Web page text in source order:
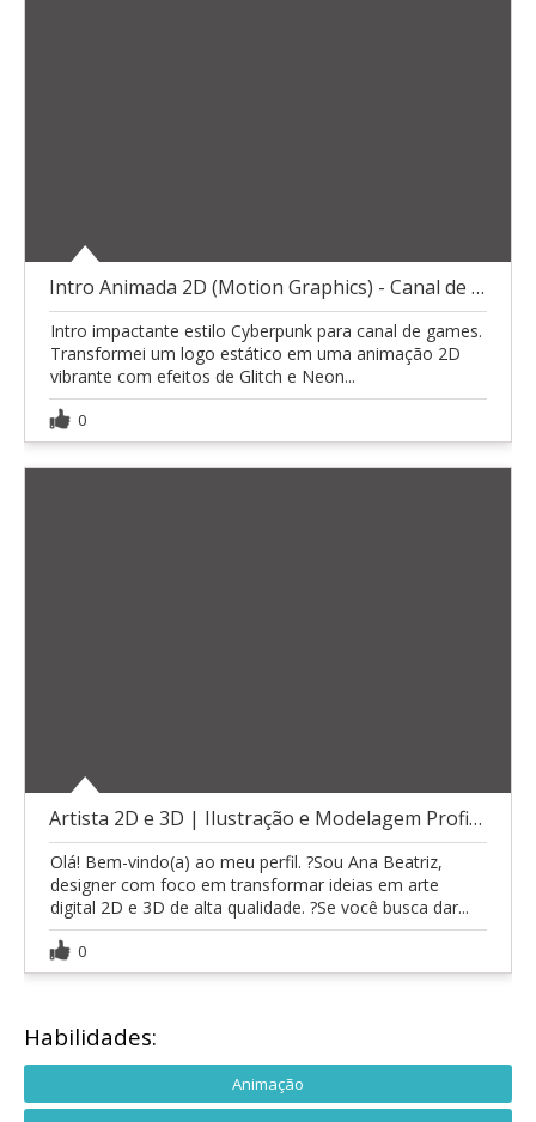
Intro Animada 2D (Motion Graphics) - Canal de Game
Intro impactante estilo Cyberpunk para canal de games.
Transformei um logo estático em uma animação 2D
vibrante com efeitos de Glitch e Neon...
0
Artista 2D e 3D | Ilustração e Modelagem Profissio
Olá! Bem-vindo(a) ao meu perfil. ?Sou Ana Beatriz,
designer com foco em transformar ideias em arte
digital 2D e 3D de alta qualidade. ?Se você busca dar...
0
Habilidades:
Animação